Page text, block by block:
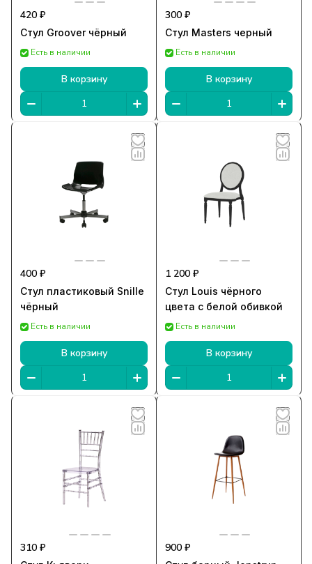
420 ₽
Стул Groover чёрный
Есть в наличии
В корзину
300 ₽
Стул Masters черный
Есть в наличии
В корзину
400 ₽
Стул пластиковый Snille
чёрный
Есть в наличии
В корзину
1 200 ₽
Стул Louis чёрного
цвета с белой обивкой
Есть в наличии
В корзину
310 ₽ 900 ₽